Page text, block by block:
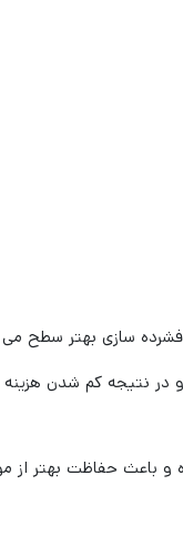
در نتیجه کم شدن
حفاظت بهتر از